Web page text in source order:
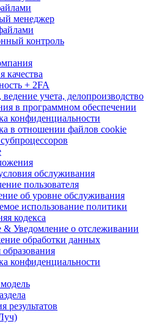
менеджер
контроль
качества
+ 2FA
ведение учета, делопроизводство
в программном обеспечении
конфиденциальности
в отношении файлов cookie
обслуживания
пользователя
об уровне обслуживания
использование политики
кодекса
& Уведомление о отслеживании
обработки данных
конфиденциальности
результатов